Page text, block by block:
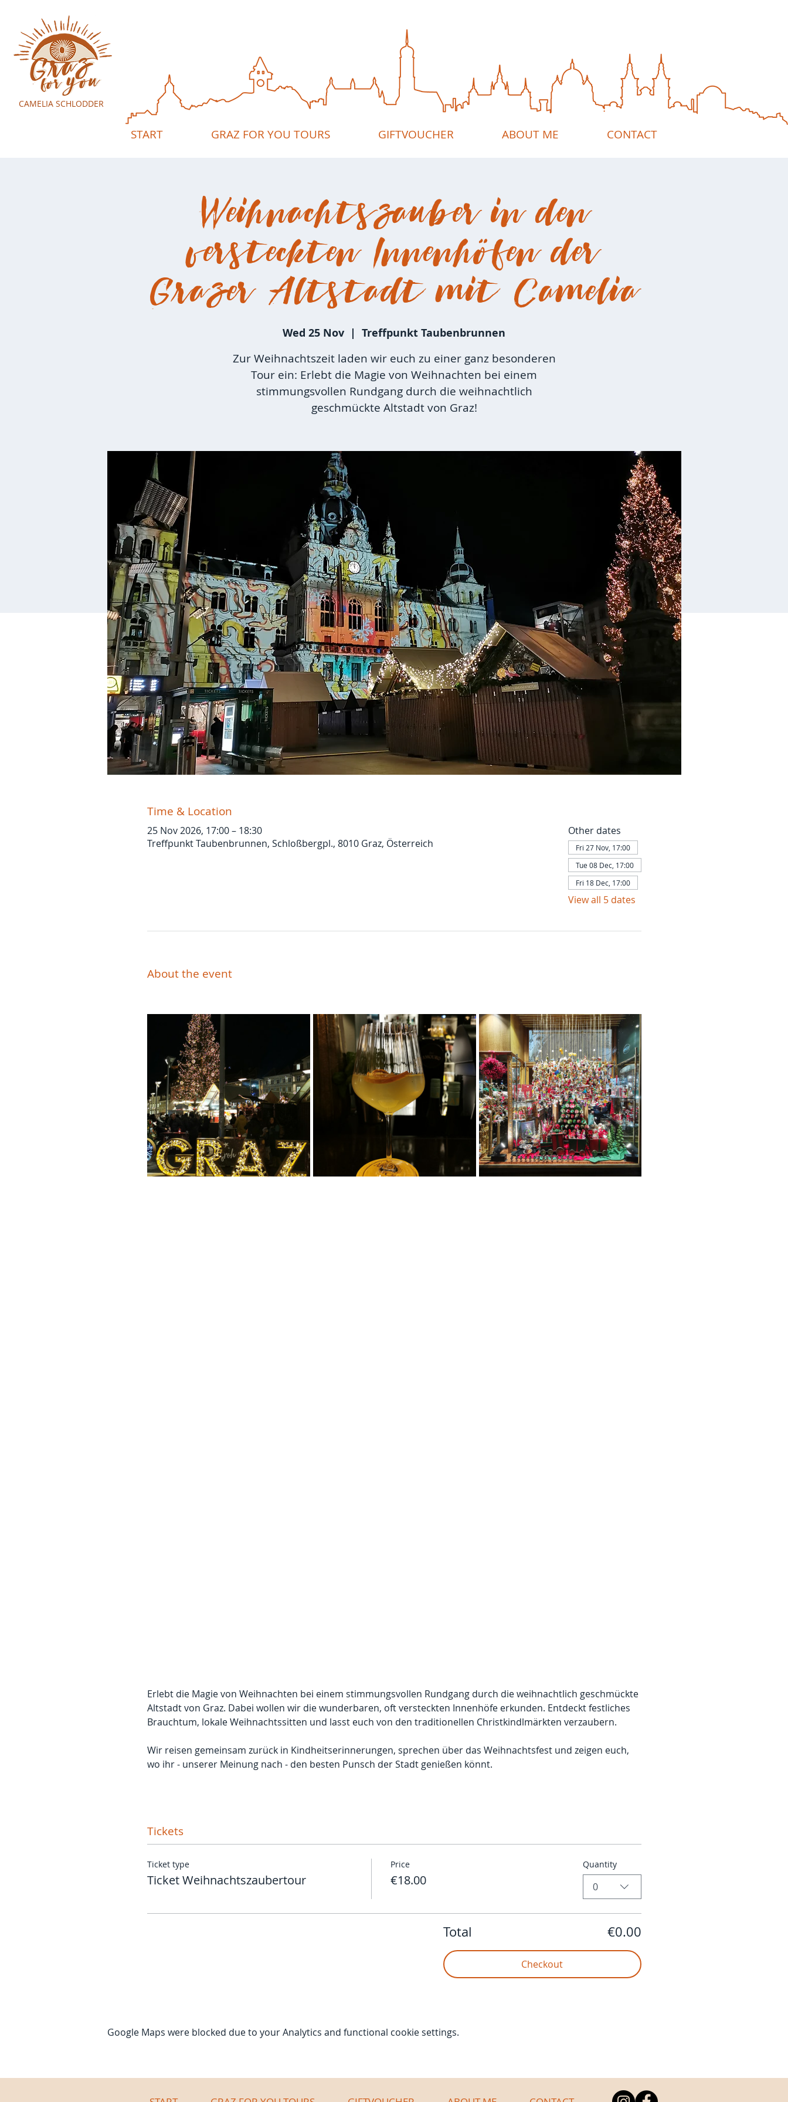
CAMELIA SCHLODDER
START GRAZ FOR YOU TOURS GIFTVOUCHER ABOUT ME CONTACT
Weihnachtszauber in den
versteckten Innenhöfen der
Grazer Altstadt mit Camelia
Wed 25 Nov
  |
Treffpunkt Taubenbrunnen
Zur Weihnachtszeit laden wir euch zu einer ganz besonderen
Tour ein: Erlebt die Magie von Weihnachten bei einem
stimmungsvollen Rundgang durch die weihnachtlich
geschmückte Altstadt von Graz!
Time & Location
25 Nov 2026, 17:00 – 18:30
Treffpunkt Taubenbrunnen, Schloßbergpl., 8010 Graz, Österreich
Other dates
Fri 27 Nov, 17:00
Tue 08 Dec, 17:00
Fri 18 Dec, 17:00
View all 5 dates
About the event
Erlebt die Magie von Weihnachten bei einem stimmungsvollen Rundgang durch die weihnachtlich geschmückte
Altstadt von Graz. Dabei wollen wir die wunderbaren, oft versteckten Innenhöfe erkunden. Entdeckt festliches
Brauchtum, lokale Weihnachtssitten und lasst euch von den traditionellen Christkindlmärkten verzaubern.
Wir reisen gemeinsam zurück in Kindheitserinnerungen, sprechen über das Weihnachtsfest und zeigen euch,
wo ihr - unserer Meinung nach - den besten Punsch der Stadt genießen könnt.
Tickets
Ticket type
Ticket Weihnachtszaubertour
Price
€18.00
Quantity
0
Total €0.00
Checkout
Google Maps were blocked due to your Analytics and functional cookie settings.